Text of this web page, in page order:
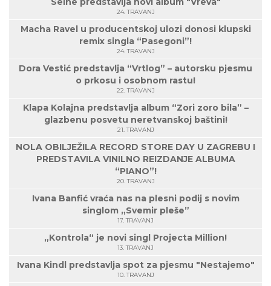
24. TRAVANJ
Macha Ravel u producentskoj ulozi donosi klupski
remix singla “Pasegoni”!
24. TRAVANJ
Dora Vestić predstavlja “Vrtlog” – autorsku pjesmu
o prkosu i osobnom rastu!
22. TRAVANJ
Klapa Kolajna predstavlja album “Zori zoro bila” –
glazbenu posvetu neretvanskoj baštini!
21. TRAVANJ
NOLA OBILJEŽILA RECORD STORE DAY U ZAGREBU I
PREDSTAVILA VINILNO REIZDANJE ALBUMA
“PIANO”!
20. TRAVANJ
Ivana Banfić vraća nas na plesni podij s novim
singlom „Svemir pleše”
17. TRAVANJ
„Kontrola“ je novi singl Projecta Million!
13. TRAVANJ
Ivana Kindl predstavlja spot za pjesmu "Nestajemo"
10. TRAVANJ